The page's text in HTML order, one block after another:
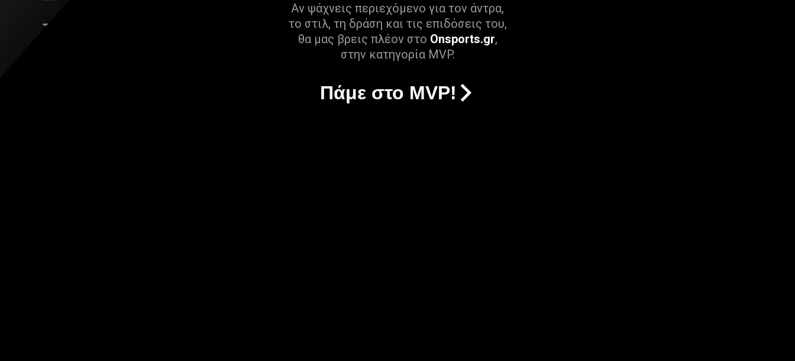
Αν ψάχνεις περιεχόμενο για τον άντρα,
το στιλ, τη δράση και τις επιδόσεις του,
θα μας βρεις πλέον στο Onsports.gr,
στην κατηγορία MVP.
Πάμε στο MVP!